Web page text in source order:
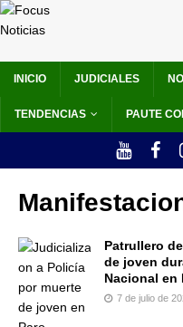
INICIO JUDICIALES
TENDENCIAS PAUTE
Patrullero
de joven
Nacional en
7 de julio de